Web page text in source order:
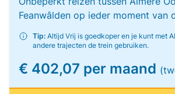
Feanwâlden op ieder moment van
Tip: Altijd Vrij is goedkoper en je kunt met
andere trajecten de trein gebruiken.
€ 402,07 per maand